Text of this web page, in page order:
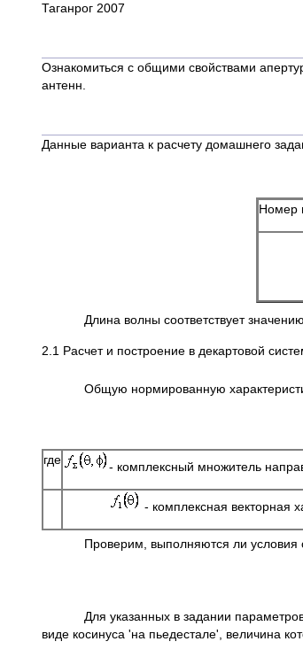
Таганрог 2007
Ознакомиться с общими свойствами
антенн.
Данные варианта к расчету домашнего
Номер
Длина волны соответствует значению
2.1 Расчет и построение в декартовой
Общую нормированную
где - комплексный множитель
- комплексная векторная
Проверим, выполняются ли условия
Для указанных в задании
виде косинуса 'на пьедестале', величина